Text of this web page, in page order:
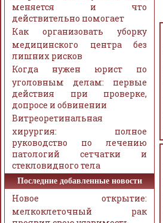
меняется и что
действительно помогает
Как организовать уборку
медицинского центра без
лишних рисков
Когда нужен юрист по
уголовным делам: первые
действия при проверке,
допросе и обвинении
Витреоретинальная
хирургия: полное
руководство по лечению
патологий сетчатки и
стекловидного тела
Последние добавленные новости
Новое открытие:
мелкоклеточный рак